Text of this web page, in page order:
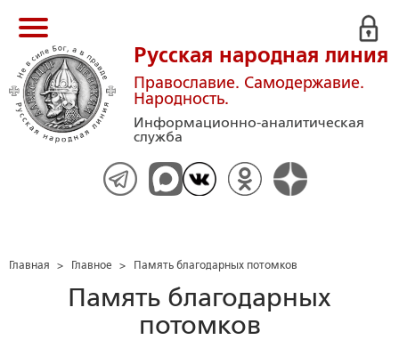
Русская народная линия
Православие. Самодержавие.
Народность.
Информационно-аналитическая
служба
Главная > Главное > Память благодарных потомков
Память благодарных
потомков